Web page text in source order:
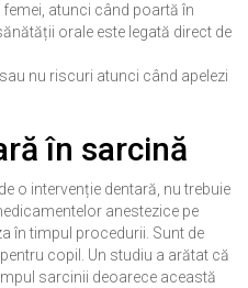
atunci când poartă în
orale este legată direct de
nu riscuri atunci când apelezi
în sarcină
o intervenție dentară, nu trebuie
anestezice pe
în timpul procedurii. Sunt de
copil. Un studiu a arătat că
sarcinii deoarece această